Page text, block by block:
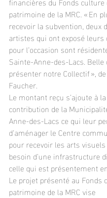
patrimoine de la MRC. « En
recevoir la subvention, deux
artistes qui ont exposé
pour l’occasion sont
Sainte-Anne-des-Lacs. Belle
présenter notre Collectif »,
Faucher.
Le montant reçu s’ajoute à la
contribution de la
Anne-des-Lacs ce qui leur
d’aménager le Centre
pour recevoir les arts
besoin d’une infrastructure
celle qui est présentement
Le projet présenté au Fonds
patrimoine de la MRC vise